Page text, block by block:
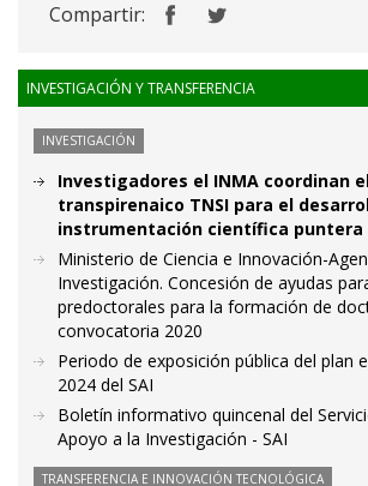
Compartir:
INVESTIGACIÓN Y TRANSFERENCIA
INVESTIGACIÓN
Investigadores el INMA coordinan
transpirenaico TNSI para el
instrumentación científica puntera
Ministerio de Ciencia e Innovación-
Investigación. Concesión de ayudas
predoctorales para la formación de
convocatoria 2020
Periodo de exposición pública del plan
2024 del SAI
Boletín informativo quincenal del
Apoyo a la Investigación - SAI
TRANSFERENCIA E INNOVACIÓN TECNOLÓGICA